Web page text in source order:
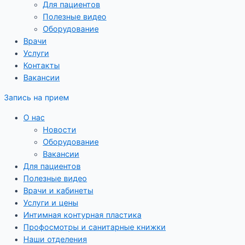
Для пациентов
Полезные видео
Оборудование
Врачи
Услуги
Контакты
Вакансии
Запись на прием
О нас
Новости
Оборудование
Вакансии
Для пациентов
Полезные видео
Врачи и кабинеты
Услуги и цены
Интимная контурная пластика
Профосмотры и санитарные книжки
Наши отделения